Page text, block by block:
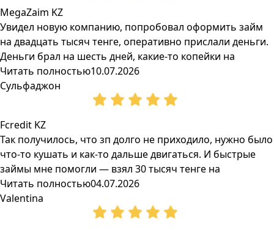
MegaZaim KZ
Увидел новую компанию, попробовал оформить займ
на двадцать тысяч тенге, оперативно прислали деньги.
Деньги брал на шесть дней, какие-то копейки на
Читать полностью10.07.2026
Сульфаджон
Fcredit KZ
Так получилось, что зп долго не приходило, нужно было
что-то кушать и как-то дальше двигаться. И быстрые
займы мне помогли — взял 30 тысяч тенге на
Читать полностью04.07.2026
Valentina